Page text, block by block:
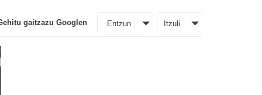
gaitzazu Googlen Entzun Itzuli